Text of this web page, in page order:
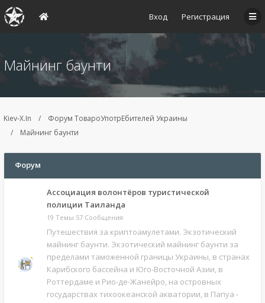
Вход Регистрация
Майнинг баунти
Kiev-X.In
Форум ТовароУпотрЕбителей Украины
Майнинг баунти
Форум
Ассоциация волонтёров туристической
полиции Таиланда
19 Темы 57 Сообщения
Путешествия за криптоамулетами. Экзотический
майнинг баунти. Экзотический майнинг баунти за
пределами таможенной границы Украины, в странах
Карибского бассейна и Юго-Восточной Азии, в
Роттердаме и Рио-де-Жанейро, на островных
государствах тихоокеанской акватории, в Папуа -